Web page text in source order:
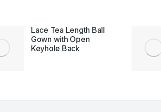
Lace Tea Length Ball
Gown with Open
Keyhole Back